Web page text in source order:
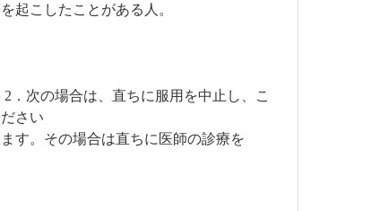
起こしたことがある人。
の場合は、直ちに服用を中止し、こ
さい
す。その場合は直ちに医師の診療を